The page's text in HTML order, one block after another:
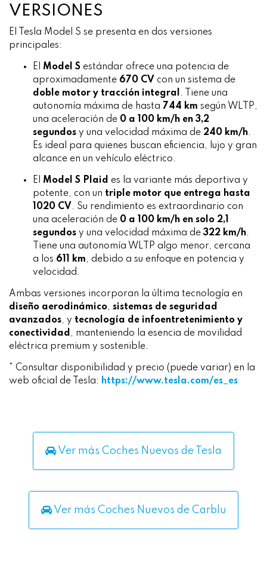
VERSIONES
El Tesla Model S se presenta en dos versiones
principales:
El Model S estándar ofrece una potencia de
aproximadamente 670 CV con un sistema de
doble motor y tracción integral . Tiene una
autonomía máxima de hasta 744 km según WLTP,
una aceleración de 0 a 100 km/h en 3,2
segundos y una velocidad máxima de 240 km/h.
Es ideal para quienes buscan eficiencia, lujo y gran
alcance en un vehículo eléctrico.
El Model S Plaid es la variante más deportiva y
potente, con un triple motor que entrega hasta
1020 CV. Su rendimiento es extraordinario con
una aceleración de 0 a 100 km/h en solo 2,1
segundos y una velocidad máxima de 322 km/h.
Tiene una autonomía WLTP algo menor, cercana
a los 611 km, debido a su enfoque en potencia y
velocidad.
Ambas versiones incorporan la última tecnología en
diseño aerodinámico, sistemas de seguridad
avanzados, y tecnología de infoentretenimiento y
conectividad , manteniendo la esencia de movilidad
eléctrica premium y sostenible.
* Consultar disponibilidad y precio (puede variar) en la
web oficial de Tesla: https://www.tesla.com/es_es
Ver más Coches Nuevos de Tesla
Ver más Coches Nuevos de Carblu